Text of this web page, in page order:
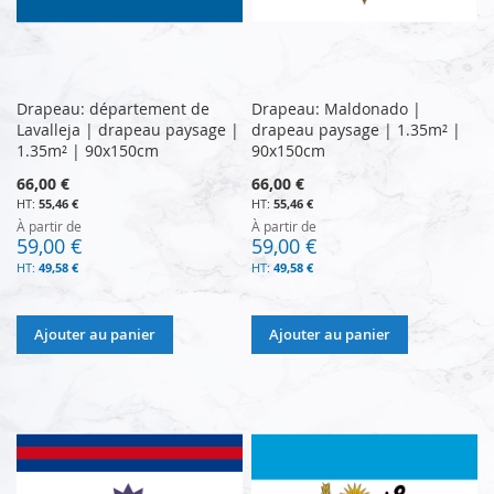
Drapeau: département de
Lavalleja | drapeau paysage |
1.35m² | 90x150cm
66,00 €
55,46 €
À partir de
59,00 €
49,58 €
Ajouter au panier
Drapeau: Maldonado |
drapeau paysage | 1.35m² |
90x150cm
66,00 €
55,46 €
À partir de
59,00 €
49,58 €
Ajouter au panier